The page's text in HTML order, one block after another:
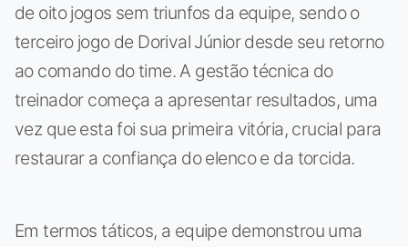
de oito jogos sem triunfos da equipe, sendo o
terceiro jogo de Dorival Júnior desde seu retorno
ao comando do time. A gestão técnica do
treinador começa a apresentar resultados, uma
vez que esta foi sua primeira vitória, crucial para
restaurar a confiança do elenco e da torcida.
Em termos táticos, a equipe demonstrou uma